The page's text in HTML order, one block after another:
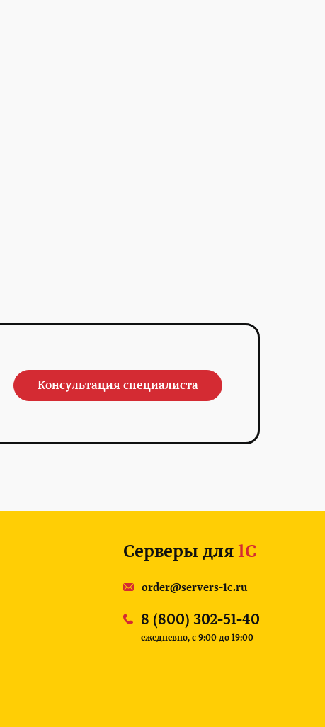
Консультация специалиста
Серверы для 1С
order@servers-1c.ru
8 (800) 302-51-40
ежедневно, c 9:00 до 19:00